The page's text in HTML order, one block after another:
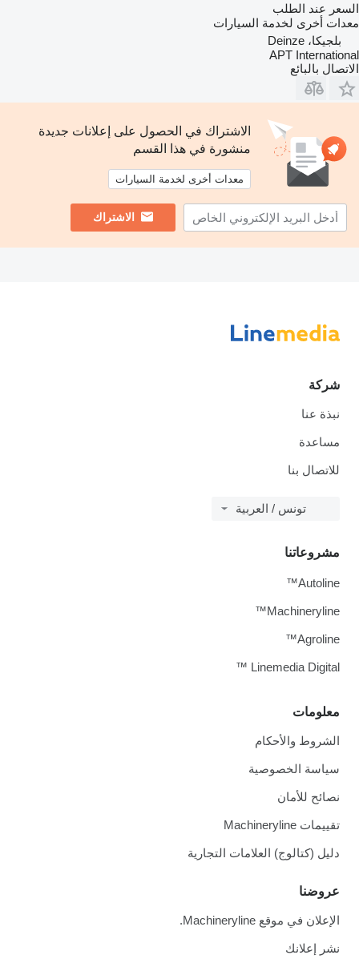
السعر عند الطلب
معدات أخرى لخدمة السيارات
بلجيكا، Deinze
APT International
الاتصال بالبائع
الاشتراك في الحصول على إعلانات جديدة
منشورة في هذا القسم
معدات أخرى لخدمة السيارات
الاشتراك
شركة
نبذة عنا
مساعدة
للاتصال بنا
تونس / العربية
معلومات
الشروط والأحكام
سياسة الخصوصية
نصائح للأمان
تقييمات Machineryline
دليل (كتالوج) العلامات التجارية
عروضنا
الإعلان في موقع Machineryline.
نشر إعلانك
مشروعاتنا
Autoline™
Machineryline™
Agroline™
Linemedia Digital ™